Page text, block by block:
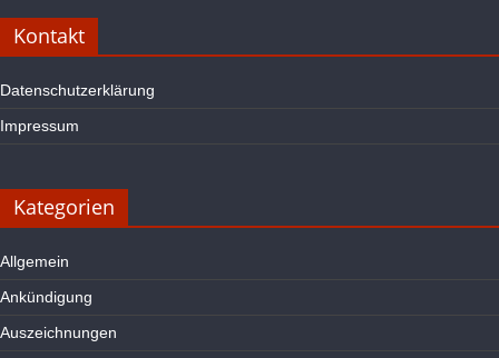
Kontakt
Datenschutzerklärung
Impressum
Kategorien
Allgemein
Ankündigung
Auszeichnungen